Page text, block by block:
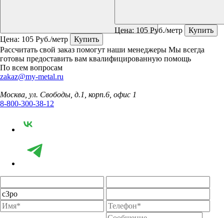
Цена: 105 Руб./метр Купить
Цена: 105 Руб./метр Купить
Рассчитать свой заказ помогут наши менеджеры Мы всегда
готовы предоставить вам квалифицированную помощь
По всем вопросам
zakaz@my-metal.ru
Москва, ул. Свободы, д.1, корп.6, офис 1
8-800-300-38-12